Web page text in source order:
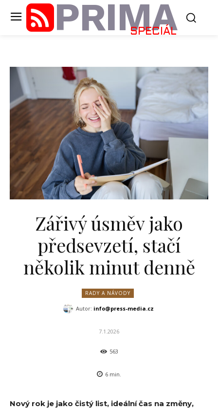
PRIMA
SPECIÁL
Zářivý úsměv jako
předsevzetí, stačí
několik minut denně
RADY A NÁVODY
Autor: info@press-media.cz
7.1.2026
563
6 min.
Nový rok je jako čistý list, ideální čas na změny,